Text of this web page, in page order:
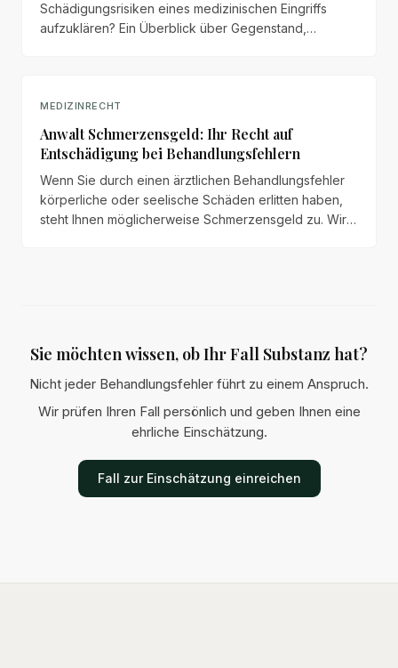
Schädigungsrisiken eines medizinischen Eingriffs
aufzuklären? Ein Überblick über Gegenstand,
MEDIZINRECHT
Anwalt Schmerzensgeld: Ihr Recht auf
Entschädigung bei Behandlungsfehlern
Wenn Sie durch einen ärztlichen Behandlungsfehler
körperliche oder seelische Schäden erlitten haben,
steht Ihnen möglicherweise Schmerzensgeld zu. Wir
Sie möchten wissen, ob Ihr Fall Substanz hat?
Nicht jeder Behandlungsfehler führt zu einem Anspruch.
Wir prüfen Ihren Fall persönlich und geben Ihnen eine
ehrliche Einschätzung.
Fall zur Einschätzung einreichen